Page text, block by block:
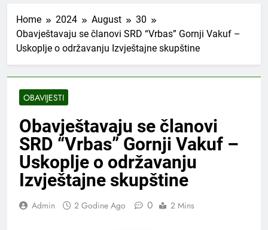
Home 2024 August
30
Obavještavaju se članovi SRD “Vrbas” Gornji Vakuf –
Uskoplje o održavanju Izvještajne skupštine
OBAVIJESTI
Obavještavaju se članovi
SRD “Vrbas” Gornji Vakuf –
Uskoplje o održavanju
Izvještajne skupštine
Admin 2 Godine Ago 0 2 Mins